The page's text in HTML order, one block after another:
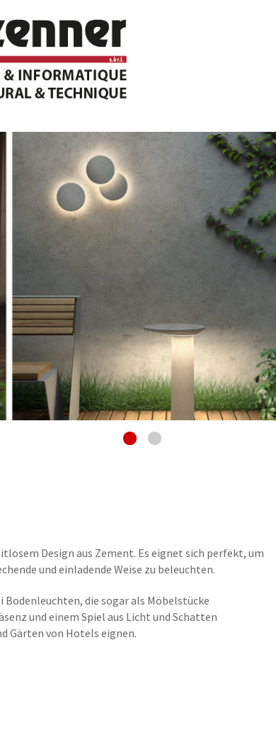
Design aus Zement. Es eignet sich perfekt, um
und einladende Weise zu beleuchten.
die sogar als Möbelstücke
und einem Spiel aus Licht und Schatten
Gärten von Hotels eignen.